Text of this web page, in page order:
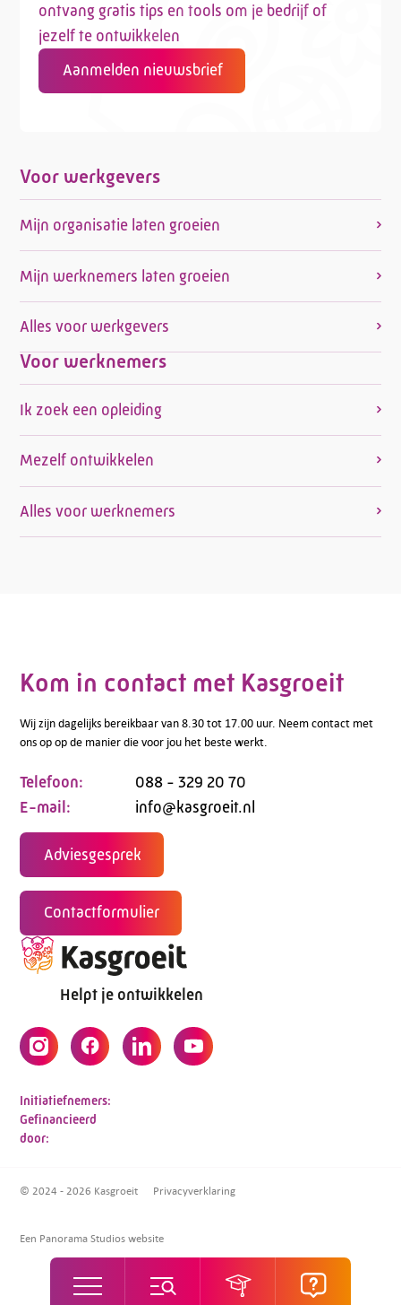
ontvang gratis tips en tools om je bedrijf of
jezelf te ontwikkelen
Aanmelden nieuwsbrief
Voor werkgevers
Mijn organisatie laten groeien
Mijn werknemers laten groeien
Alles voor werkgevers
Voor werknemers
Ik zoek een opleiding
Mezelf ontwikkelen
Alles voor werknemers
Kom in contact met Kasgroeit
Wij zijn dagelijks bereikbaar van 8.30 tot 17.00 uur. Neem contact met
ons op op de manier die voor jou het beste werkt.
Telefoon:
088 - 329 20 70
E-mail:
info@kasgroeit.nl
Adviesgesprek
Contactformulier
Helpt je ontwikkelen
Initiatiefnemers:
Gefinancieerd
door:
© 2024 - 2026 Kasgroeit Privacyverklaring
Een Panorama Studios website